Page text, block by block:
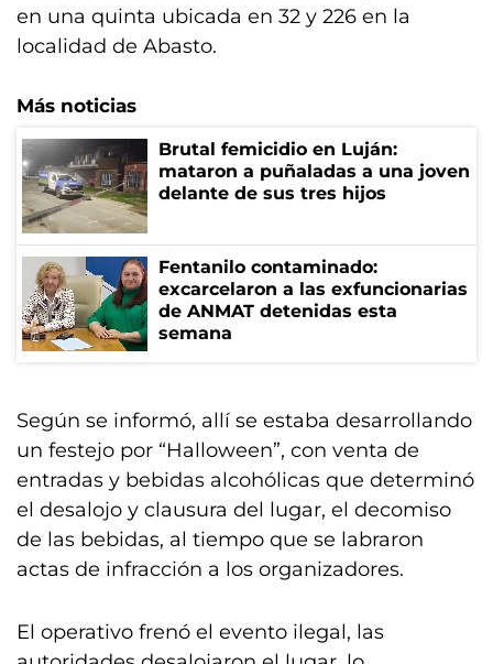
en una quinta ubicada en 32 y 226 en la
localidad de Abasto.
Más noticias
Brutal femicidio en Luján:
mataron a puñaladas a una joven
delante de sus tres hijos
Fentanilo contaminado:
excarcelaron a las exfuncionarias
de ANMAT detenidas esta
semana
Según se informó, allí se estaba desarrollando
un festejo por “Halloween”, con venta de
entradas y bebidas alcohólicas que determinó
el desalojo y clausura del lugar, el decomiso
de las bebidas, al tiempo que se labraron
actas de infracción a los organizadores.
El operativo frenó el evento ilegal, las